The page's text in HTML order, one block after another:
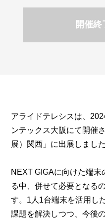
開催終
アライドテレシスは、
ンテックス大阪にて開催
展）関西」に出展しました
NEXT GIGAに向けた端
る中、併せて必要となる
す。1人1台端末を活用し
課題を解決しつつ、今後